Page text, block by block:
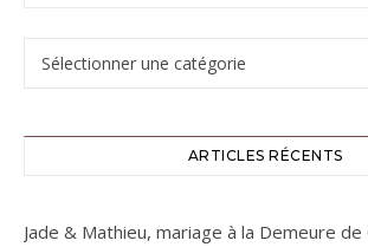
Catégories
ARTICLES RÉCENTS
Jade & Mathieu, mariage à la Demeure de